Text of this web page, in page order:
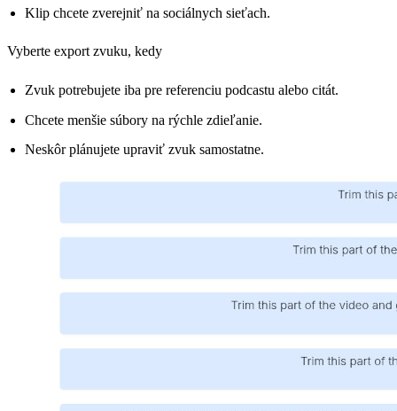
Klip chcete zverejniť na sociálnych sieťach.
Vyberte export zvuku, kedy
Zvuk potrebujete iba pre referenciu podcastu alebo citát.
Chcete menšie súbory na rýchle zdieľanie.
Neskôr plánujete upraviť zvuk samostatne.